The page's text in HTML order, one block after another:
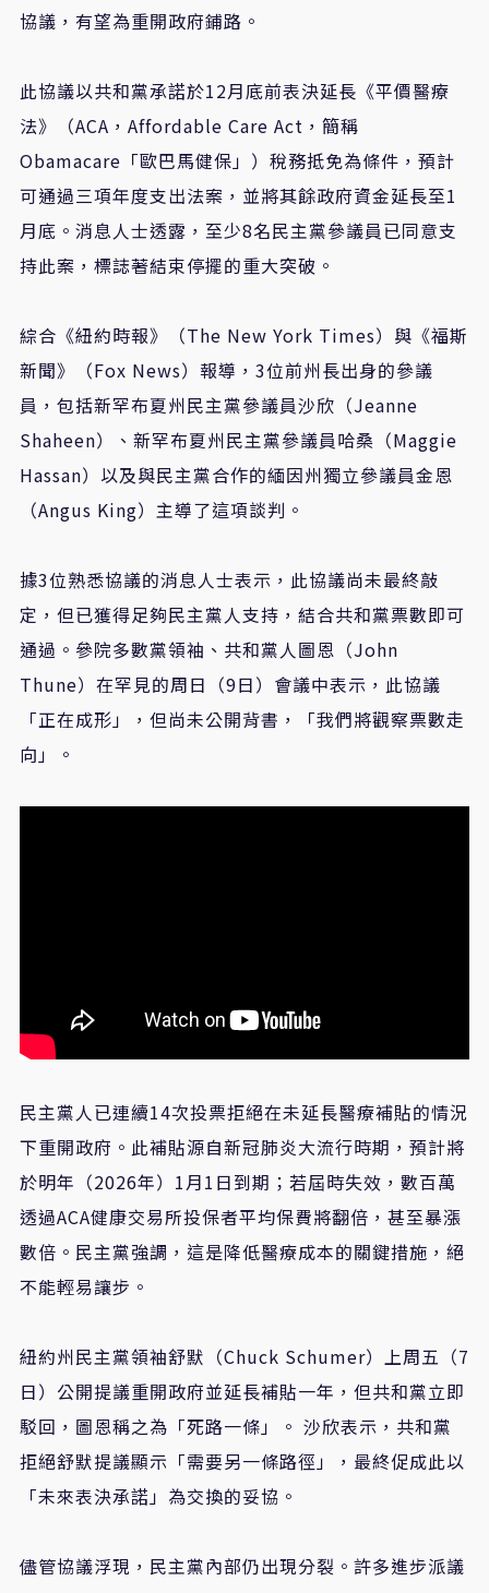
協議，有望為重開政府鋪路。
此協議以共和黨承諾於12月底前表決延長《平價醫療
法》（ACA，Affordable Care Act，簡稱
Obamacare「歐巴馬健保」）稅務抵免為條件，預計
可通過三項年度支出法案，並將其餘政府資金延長至1
月底。消息人士透露，至少8名民主黨參議員已同意支
持此案，標誌著結束停擺的重大突破。
綜合《紐約時報》（The New York Times）與《福斯
新聞》（Fox News）報導，3位前州長出身的參議
員，包括新罕布夏州民主黨參議員沙欣（Jeanne
Shaheen）、新罕布夏州民主黨參議員哈桑（Maggie
Hassan）以及與民主黨合作的緬因州獨立參議員金恩
（Angus King）主導了這項談判。
據3位熟悉協議的消息人士表示，此協議尚未最終敲
定，但已獲得足夠民主黨人支持，結合共和黨票數即可
通過。參院多數黨領袖、共和黨人圖恩（John
Thune）在罕見的周日（9日）會議中表示，此協議
「正在成形」，但尚未公開背書，「我們將觀察票數走
向」。
民主黨人已連續14次投票拒絕在未延長醫療補貼的情況
下重開政府。此補貼源自新冠肺炎大流行時期，預計將
於明年（2026年）1月1日到期；若屆時失效，數百萬
透過ACA健康交易所投保者平均保費將翻倍，甚至暴漲
數倍。民主黨強調，這是降低醫療成本的關鍵措施，絕
不能輕易讓步。
紐約州民主黨領袖舒默（Chuck Schumer）上周五（7
日）公開提議重開政府並延長補貼一年，但共和黨立即
駁回，圖恩稱之為「死路一條」。 沙欣表示，共和黨
拒絕舒默提議顯示「需要另一條路徑」，最終促成此以
「未來表決承諾」為交換的妥協。
儘管協議浮現，民主黨內部仍出現分裂。許多進步派議